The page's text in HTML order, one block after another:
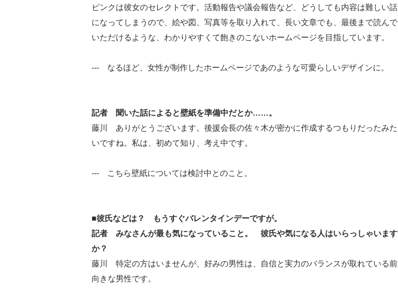
ピンクは彼女のセレクトです。活動報告や議会報告など、どうしても内容は難しい話
になってしまうので、絵や図、写真等を取り入れて、長い文章でも、最後まで読んで
いただけるような、わかりやすくて飽きのこないホームページを目指しています。
--- なるほど、女性が制作したホームページであのような可愛らしいデザインに。
記者 聞いた話によると壁紙を準備中だとか……。
藤川 ありがとうございます。後援会長の佐々木が密かに作成するつもりだったみた
いですね。私は、初めて知り、考え中です。
--- こちら壁紙については検討中とのこと。
■彼氏などは？ もうすぐバレンタインデーですが。
記者 みなさんが最も気になっていること。 彼氏や気になる人はいらっしゃいます
か？
藤川 特定の方はいませんが、好みの男性は、自信と実力のバランスが取れている前
向きな男性です。